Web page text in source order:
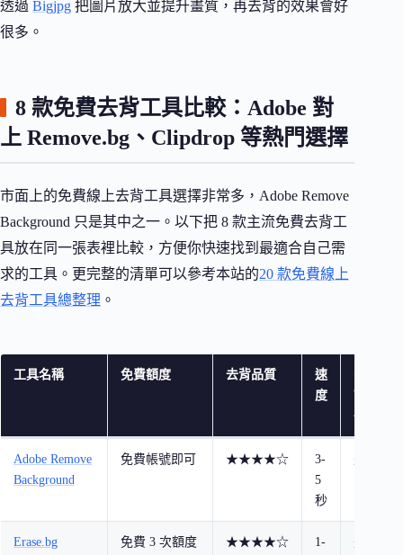
透過 Bigjpg 把圖片放大並提升畫質，再去背的效果會好
很多。
8 款免費去背工具比較：Adobe 對
上 Remove.bg、Clipdrop 等熱門選擇
市面上的免費線上去背工具選擇非常多，Adobe Remove
Background 只是其中之一。以下把 8 款主流免費去背工
具放在同一張表裡比較，方便你快速找到最適合自己需
求的工具。更完整的清單可以參考本站的20 款免費線上
去背工具總整理 。
工具名稱 免費額度 去背品質
速
度
註
冊
Adobe Remove
Background
免費帳號即可 ★★★★☆
3-
5
秒
是
Erase.bg
免費 3 次額度
★★★★☆
1-
是